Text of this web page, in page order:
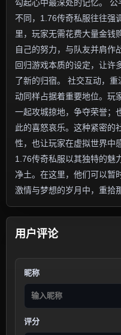
勾起心中最深处的记忆。
不同，1.76传奇私服往往强
里，玩家无需花费大量金钱
自己的努力，与队友并肩作
回归游戏本质的设定，让许
了新的归宿。 社交互动，
动同样占据着重要地位。玩
一起攻城掠地，争夺荣誉；
此的喜怒哀乐。这种紧密的
性，也让玩家在虚拟世界中
1.76传奇私服以其独特的魅
净土。在这里，他们可以暂
激情与梦想的岁月中，重拾
用户评论
昵称
评分